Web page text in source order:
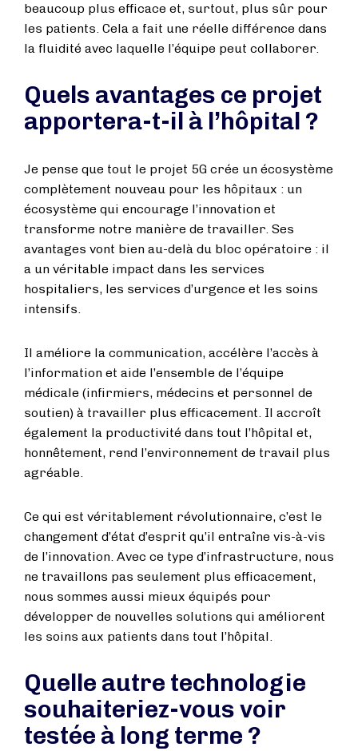
beaucoup plus efficace et, surtout, plus sûr pour
les patients. Cela a fait une réelle différence dans
la fluidité avec laquelle l’équipe peut collaborer.
Quels avantages ce projet
apportera-t-il à l’hôpital ?
Je pense que tout le projet 5G crée un écosystème
complètement nouveau pour les hôpitaux : un
écosystème qui encourage l’innovation et
transforme notre manière de travailler. Ses
avantages vont bien au-delà du bloc opératoire : il
a un véritable impact dans les services
hospitaliers, les services d’urgence et les soins
intensifs.
Il améliore la communication, accélère l’accès à
l’information et aide l’ensemble de l’équipe
médicale (infirmiers, médecins et personnel de
soutien) à travailler plus efficacement. Il accroît
également la productivité dans tout l’hôpital et,
honnêtement, rend l’environnement de travail plus
agréable.
Ce qui est véritablement révolutionnaire, c’est le
changement d’état d’esprit qu’il entraîne vis-à-vis
de l’innovation. Avec ce type d’infrastructure, nous
ne travaillons pas seulement plus efficacement,
nous sommes aussi mieux équipés pour
développer de nouvelles solutions qui améliorent
les soins aux patients dans tout l’hôpital.
Quelle autre technologie
souhaiteriez-vous voir
testée à long terme ?